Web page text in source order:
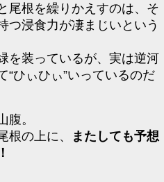
尾根を繰りかえすのは、そ
つ浸食力が凄まじいという
を装っているが、実は逆河
“ひぃひぃ”いっているのだ
腹。
根の上に、
またしても予想